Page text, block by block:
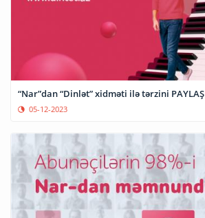
“Nar”dan “Dinlət” xidməti ilə tərzini PAYLAŞ
05-12-2023